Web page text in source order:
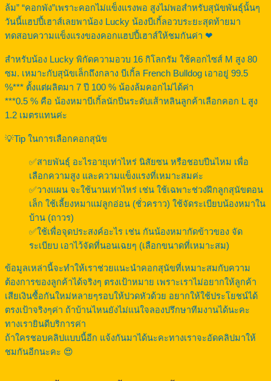
ล้ม” “คอกพัง”เพราะคอกไม่แข็งแรงพอ สูงไม่พอสำหรับสุนัขพันธุ์นั้นๆ
วันนี้แฮปปี้เฮาส์เลยพาน้อง Lucky น้องบีเกิ้ลอวบระยะสุดท้ายมา
ทดสอบความแข็งแรงของคอกแฮปปี้เฮาส์ให้ชมกันค่า ❤
สำหรับน้อง Lucky พิกัดความอวบ 16 กิโลกรัม ใช้คอกไซส์ M สูง 80
ซม. เหมาะกับสุนัขเล็กถึงกลาง บีเกิ้ล French Bulldog เอาอยู่ 99.5
%*** ตั้งแต่ผลิตมา 7 ปี 100 % น้องล้มคอกไม่ได้ค่า
***0.5 % คือ น้องหมาบีเกิ้ลนักปีนระดับเส้าหลินลูกค้าเลือกคอก L สูง
1.2 เมตรแทนค่ะ
💡Tip ในการเลือกคอกสุนัข
✅สายพันธุ์ อะไรอายุเท่าไหร่ นิสัยซน หรือชอบปีนไหม เพื่อ
เลือกความสูง และความแข็งแรงที่เหมาะสมค่ะ
✅วางแผน จะใช้นานเท่าไหร่ เช่น ใช้เฉพาะช่วงฝึกลูกสุนัขตอน
เล็ก ใช้เลี้ยงหมาแม่ลูกอ่อน (ชั่วคราว) ใช้จัดระเบียบน้องหมาใน
บ้าน (ถาวร)
✅ใช้เพื่อจุดประสงค์อะไร เช่น กันน้องหมากัดข้าวของ จัด
ระเบียบ เอาไว้จัดที่นอนเฉยๆ (เลือกขนาดที่เหมาะสม)
ข้อมูลเหล่านี้จะทำให้เราช่วยแนะนำคอกสุนัขที่เหมาะสมกับความ
ต้องการของลูกค้าได้จริงๆ ตรงเป้าหมาย เพราะเราไม่อยากให้ลูกค้า
เสียเงินซื้อกันใหม่หลายๆรอบให้ปวดหัวด้วย อยากให้ใช้ประโยชน์ได้
ตรงเป้าจริงๆค่า ถ้าบ้านไหนยังไม่แน่ใจลองปรึกษาทีมงานได้นะคะ
ทางเรายินดีบริการค่า
ถ้าใครชอบคลิปแบบนี้อีก แจ้งกันมาได้นะคะทางเราจะอัดคลิปมาให้
ชมกันอีกนะคะ 😍